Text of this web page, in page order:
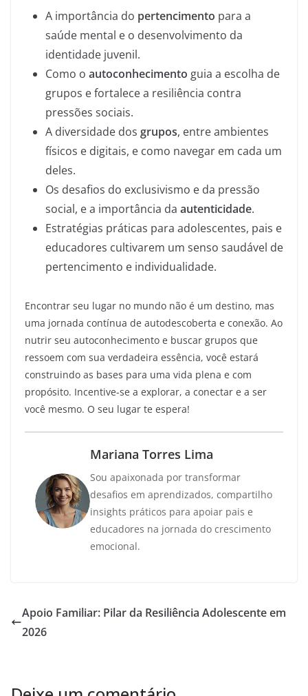
A importância do pertencimento para a
saúde mental e o desenvolvimento da
identidade juvenil.
Como o autoconhecimento guia a escolha de
grupos e fortalece a resiliência contra
pressões sociais.
A diversidade dos grupos, entre ambientes
físicos e digitais, e como navegar em cada um
deles.
Os desafios do exclusivismo e da pressão
social, e a importância da autenticidade.
Estratégias práticas para adolescentes, pais e
educadores cultivarem um senso saudável de
pertencimento e individualidade.
Encontrar seu lugar no mundo não é um destino, mas
uma jornada contínua de autodescoberta e conexão. Ao
nutrir seu autoconhecimento e buscar grupos que
ressoem com sua verdadeira essência, você estará
construindo as bases para uma vida plena e com
propósito. Incentive-se a explorar, a conectar e a ser
você mesmo. O seu lugar te espera!
Mariana Torres Lima
Sou apaixonada por transformar
desafios em aprendizados, compartilho
insights práticos para apoiar pais e
educadores na jornada do crescimento
emocional.
Apoio Familiar: Pilar da Resiliência Adolescente em
2026